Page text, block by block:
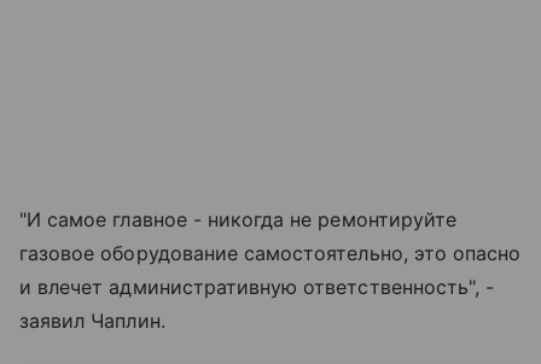
"И самое главное - никогда не ремонтируйте
газовое оборудование самостоятельно, это опасно
и влечет административную ответственность", -
заявил Чаплин.